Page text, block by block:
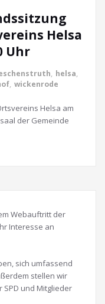
Helsa
Uhr
, helsa,
, wickenrode
Helsa am
der Gemeinde
Webauftritt der
Interesse an
sich umfassend
stellen wir
und Mitglieder